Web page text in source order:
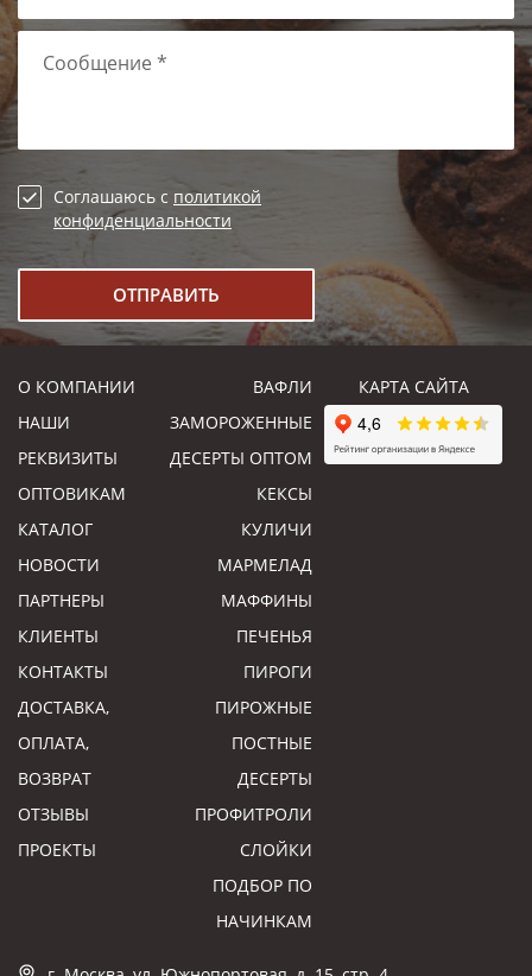
Сообщение *
Соглашаюсь с политикой
конфиденциальности
О КОМПАНИИ
НАШИ
РЕКВИЗИТЫ
ОПТОВИКАМ
КАТАЛОГ
НОВОСТИ
ПАРТНЕРЫ
КЛИЕНТЫ
КОНТАКТЫ
ДОСТАВКА,
ОПЛАТА,
ВОЗВРАТ
ОТЗЫВЫ
ПРОЕКТЫ
ВАФЛИ
ЗАМОРОЖЕННЫЕ
ДЕСЕРТЫ ОПТОМ
КЕКСЫ
КУЛИЧИ
МАРМЕЛАД
МАФФИНЫ
ПЕЧЕНЬЯ
ПИРОГИ
ПИРОЖНЫЕ
ПОСТНЫЕ
ДЕСЕРТЫ
ПРОФИТРОЛИ
СЛОЙКИ
ПОДБОР ПО
НАЧИНКАМ
КАРТА САЙТА